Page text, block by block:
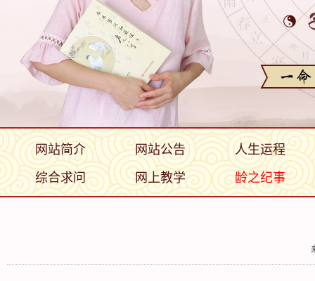
网站简介 网站公告
人生运程
综合求问
网上教学 龄之纪事